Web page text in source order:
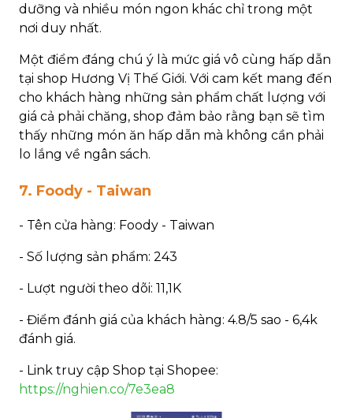
dưỡng và nhiều món ngon khác chỉ trong một
nơi duy nhất.
Một điểm đáng chú ý là mức giá vô cùng hấp dẫn
tại shop Hương Vị Thế Giới. Với cam kết mang đến
cho khách hàng những sản phẩm chất lượng với
giá cả phải chăng, shop đảm bảo rằng bạn sẽ tìm
thấy những món ăn hấp dẫn mà không cần phải
lo lắng về ngân sách.
7. Foody - Taiwan
- Tên cửa hàng: Foody - Taiwan
- Số lượng sản phẩm: 243
- Lượt người theo dõi: 11,1K
- Điểm đánh giá của khách hàng: 4.8/5 sao - 6,4k
đánh giá.
- Link truy cập Shop tại Shopee:
https://nghien.co/7e3ea8